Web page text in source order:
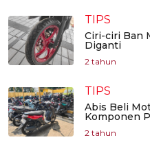
TIPS
Ciri-ciri Ban
Diganti
2 tahun
TIPS
Abis Beli
Komponen
2 tahun